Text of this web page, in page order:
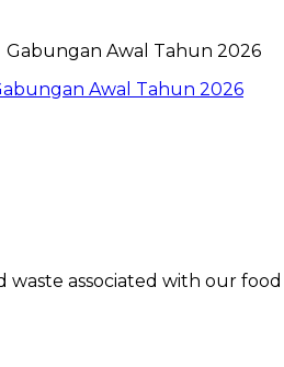
Awal Tahun 2026